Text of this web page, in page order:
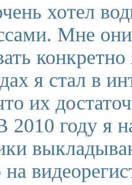
хотел
Мне
я стал в
их
году я